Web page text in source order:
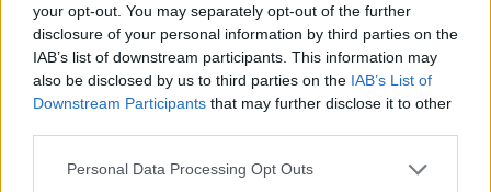
your opt-out. You may separately opt-out of the further
disclosure of your personal information by third parties on the
IAB’s list of downstream participants. This information may
also be disclosed by us to third parties on the IAB’s List of
Downstream Participants that may further disclose it to other
Please note that this website/app uses one or more Google
Personal Data Processing Opt Outs
του κ. Ντόκου για θέματα που αφορούν στις